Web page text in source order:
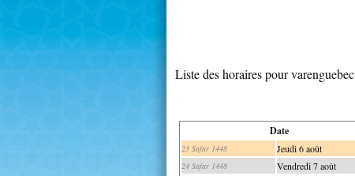
Liste des horaires pour varenguebec
Date
23 Safar 1448 Jeudi 6 août
24 Safar 1448 Vendredi 7 août